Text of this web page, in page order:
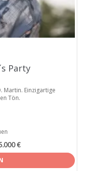
Party
Martin. Einzigartige
Tön.
€